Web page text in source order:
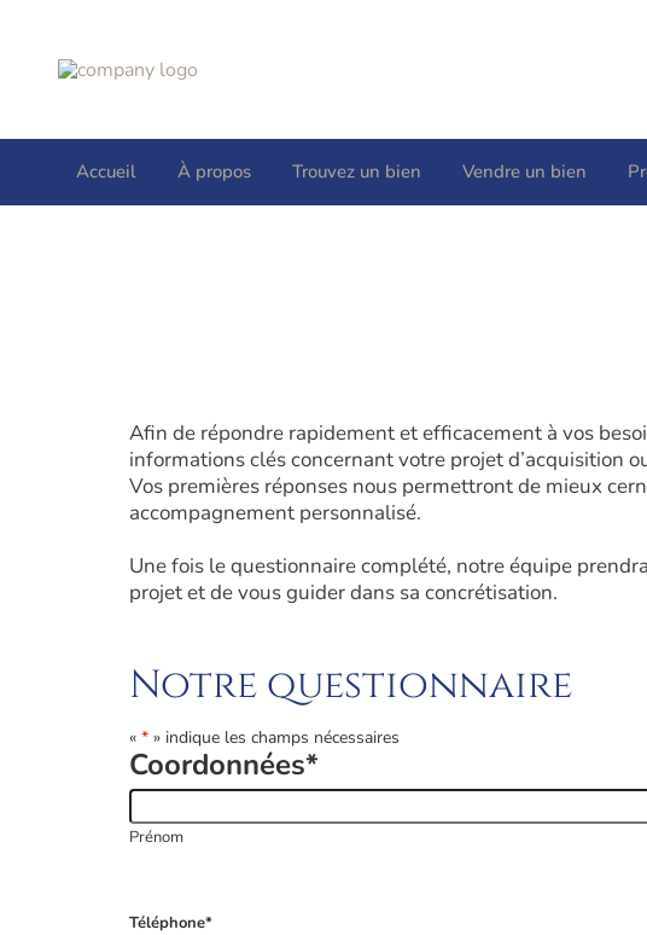
Accueil À propos Trouvez un bien Vendre un bien
Afin de répondre rapidement et efficacement à vos
informations clés concernant votre projet d’acquisition
Vos premières réponses nous permettront de mieux
accompagnement personnalisé.
Une fois le questionnaire complété, notre équipe
projet et de vous guider dans sa concrétisation.
Notre questionnaire
« * » indique les champs nécessaires
Coordonnées*
Prénom
Téléphone*